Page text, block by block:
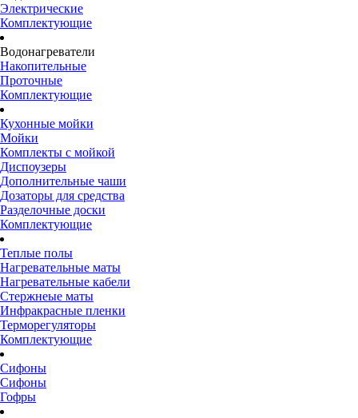
Электрические
Комплектующие
Водонагреватели
Накопительные
Проточные
Комплектующие
Кухонные мойки
Мойки
Комплекты с мойкой
Диспоузеры
Дополнительные чаши
Дозаторы для средства
Разделочные доски
Комплектующие
Теплые полы
Нагревательные маты
Нагревательные кабели
Стержнеые маты
Инфракрасные пленки
Терморегуляторы
Комплектующие
Сифоны
Сифоны
Гофры